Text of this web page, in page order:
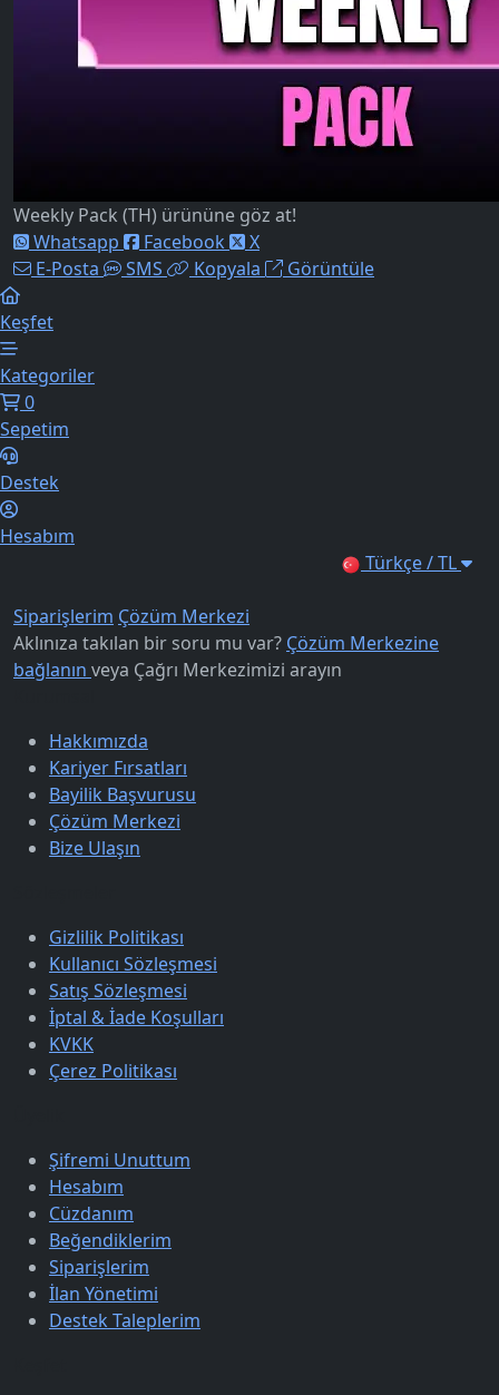
Weekly Pack (TH) ürününe göz at!
Whatsapp
Facebook
X
E-Posta
SMS Kopyala Görüntüle
Keşfet
Kategoriler
0
Sepetim
Destek
Hesabım
Türkçe / TL
Siparişlerim Çözüm Merkezi
Aklınıza takılan bir soru mu var? Çözüm Merkezine
bağlanın veya Çağrı Merkezimizi arayın
Hakkımızda
Kariyer Fırsatları
Bayilik Başvurusu
Çözüm Merkezi
Bize Ulaşın
Gizlilik Politikası
Kullanıcı Sözleşmesi
Satış Sözleşmesi
İptal & İade Koşulları
KVKK
Çerez Politikası
Şifremi Unuttum
Hesabım
Cüzdanım
Beğendiklerim
Siparişlerim
İlan Yönetimi
Destek Taleplerim